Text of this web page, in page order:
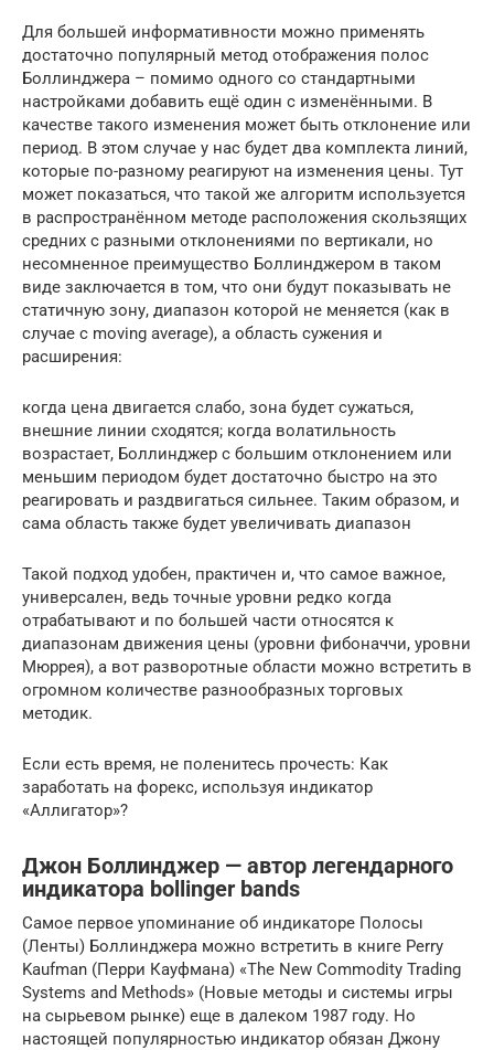
Для большей информативности можно применять
достаточно популярный метод отображения полос
Боллинджера – помимо одного со стандартными
настройками добавить ещё один с изменёнными. В
качестве такого изменения может быть отклонение или
период. В этом случае у нас будет два комплекта линий,
которые по-разному реагируют на изменения цены. Тут
может показаться, что такой же алгоритм используется
в распространённом методе расположения скользящих
средних с разными отклонениями по вертикали, но
несомненное преимущество Боллинджером в таком
виде заключается в том, что они будут показывать не
статичную зону, диапазон которой не меняется (как в
случае с moving average), а область сужения и
расширения:
когда цена двигается слабо, зона будет сужаться,
внешние линии сходятся; когда волатильность
возрастает, Боллинджер с большим отклонением или
меньшим периодом будет достаточно быстро на это
реагировать и раздвигаться сильнее. Таким образом, и
сама область также будет увеличивать диапазон
Такой подход удобен, практичен и, что самое важное,
универсален, ведь точные уровни редко когда
отрабатывают и по большей части относятся к
диапазонам движения цены (уровни фибоначчи, уровни
Мюррея), а вот разворотные области можно встретить в
огромном количестве разнообразных торговых
методик.
Если есть время, не поленитесь прочесть: Как
заработать на форекс, используя индикатор
«Аллигатор»?
Джон Боллинджер — автор легендарного
индикатора bollinger bands
Самое первое упоминание об индикаторе Полосы
(Ленты) Боллинджера можно встретить в книге Perry
Kaufman (Перри Кауфмана) «The New Commodity Trading
Systems and Methods» (Новые методы и системы игры
на сырьевом рынке) еще в далеком 1987 году. Но
настоящей популярностью индикатор обязан Джону